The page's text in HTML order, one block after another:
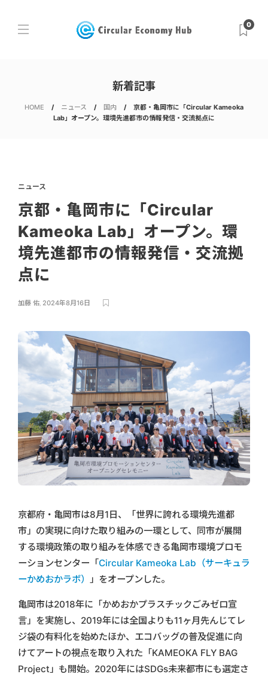
0
新着記事
HOME ニュース 国内
京都・亀岡市に「Circular Kameoka
Lab」オープン。環境先進都市の情報発信・交流拠点に
ニュース
京都・亀岡市に「Circular
Kameoka Lab」オープン。環
境先進都市の情報発信・交流拠
点に
加藤 佑, 2024年8月16日
京都府・亀岡市は8月1日、「世界に誇れる環境先進都
市」の実現に向けた取り組みの一環として、同市が展開
する環境政策の取り組みを体感できる亀岡市環境プロモ
ーションセンター「Circular Kameoka Lab（サーキュラ
ーかめおかラボ） 」をオープンした。
亀岡市は2018年に「かめおかプラスチックごみゼロ宣
言」を実施し、2019年には全国よりも11ヶ月先んじてレ
ジ袋の有料化を始めたほか、エコバッグの普及促進に向
けてアートの視点を取り入れた「KAMEOKA FLY BAG
Project」も開始。2020年にはSDGs未来都市にも選定さ